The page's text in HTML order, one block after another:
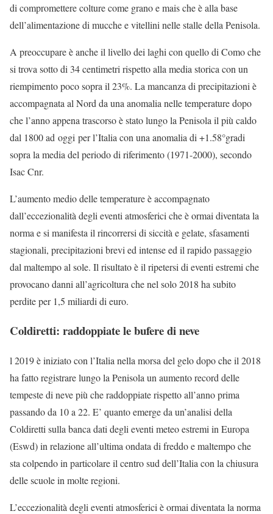
di compromettere colture come grano e mais che è alla base
dell’alimentazione di mucche e vitellini nelle stalle della Penisola.
A preoccupare è anche il livello dei laghi con quello di Como che
si trova sotto di 34 centimetri rispetto alla media storica con un
riempimento poco sopra il 23%. La mancanza di precipitazioni è
accompagnata al Nord da una anomalia nelle temperature dopo
che l’anno appena trascorso è stato lungo la Penisola il più caldo
dal 1800 ad oggi per l’Italia con una anomalia di +1.58°gradi
sopra la media del periodo di riferimento (1971-2000), secondo
Isac Cnr.
L’aumento medio delle temperature è accompagnato
dall’eccezionalità degli eventi atmosferici che è ormai diventata la
norma e si manifesta il rincorrersi di siccità e gelate, sfasamenti
stagionali, precipitazioni brevi ed intense ed il rapido passaggio
dal maltempo al sole. Il risultato è il ripetersi di eventi estremi che
provocano danni all’agricoltura che nel solo 2018 ha subito
perdite per 1,5 miliardi di euro.
Coldiretti: raddoppiate le bufere di neve
l 2019 è iniziato con l’Italia nella morsa del gelo dopo che il 2018
ha fatto registrare lungo la Penisola un aumento record delle
tempeste di neve più che raddoppiate rispetto all’anno prima
passando da 10 a 22. E’ quanto emerge da un’analisi della
Coldiretti sulla banca dati degli eventi meteo estremi in Europa
(Eswd) in relazione all’ultima ondata di freddo e maltempo che
sta colpendo in particolare il centro sud dell’Italia con la chiusura
delle scuole in molte regioni.
L’eccezionalità degli eventi atmosferici è ormai diventata la norma